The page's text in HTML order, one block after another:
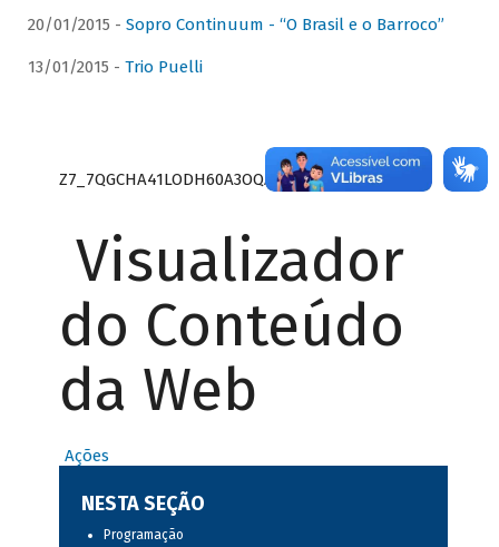
20/01/2015 - Sopro Continuum - “O Brasil e o Barroco”
13/01/2015 - Trio Puelli
Z7_7QGCHA41LODH60A3OQA8RN1415
Visualizador
do Conteúdo
da Web
Ações
NESTA SEÇÃO
Programação